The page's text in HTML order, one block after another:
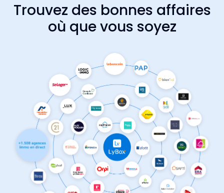
Trouvez des bonnes affaires
où que vous soyez